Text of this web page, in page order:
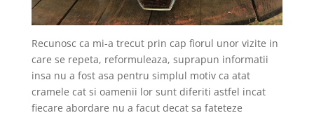
Recunosc ca mi-a trecut prin cap fiorul unor vizite in
care se repeta, reformuleaza, suprapun informatii
insa nu a fost asa pentru simplul motiv ca atat
cramele cat si oamenii lor sunt diferiti astfel incat
fiecare abordare nu a facut decat sa fateteze